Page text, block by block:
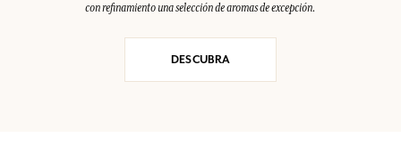
con refinamiento una selección de aromas de excepción.
DESCUBRA